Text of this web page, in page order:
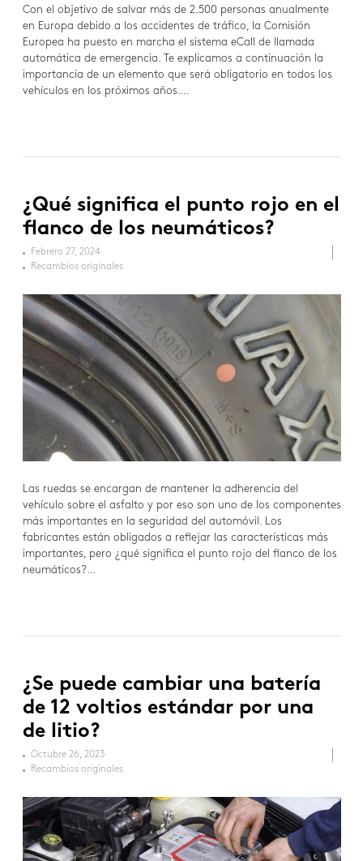
Con el objetivo de salvar más de 2.500 personas anualmente
en Europa debido a los accidentes de tráfico, la Comisión
Europea ha puesto en marcha el sistema eCall de llamada
automática de emergencia. Te explicamos a continuación la
importancia de un elemento que será obligatorio en todos los
vehículos en los próximos años….
¿Qué significa el punto rojo en el
flanco de los neumáticos?
Febrero 27, 2024
Recambios originales
Las ruedas se encargan de mantener la adherencia del
vehículo sobre el asfalto y por eso son uno de los componentes
más importantes en la seguridad del automóvil. Los
fabricantes están obligados a reflejar las características más
importantes, pero ¿qué significa el punto rojo del flanco de los
neumáticos?…
¿Se puede cambiar una batería
de 12 voltios estándar por una
de litio?
Octubre 26, 2023
Recambios originales